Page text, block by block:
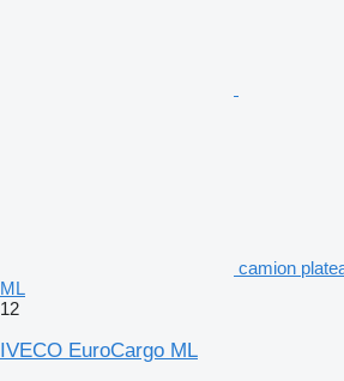
camion
ML
12
IVECO EuroCargo ML